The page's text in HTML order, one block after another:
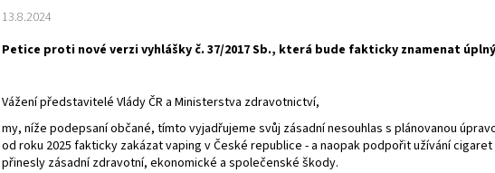
13.8.2024
Petice proti nové verzi vyhlášky č. 37/2017 Sb., která bude fakticky znamenat
Vážení představitelé Vlády ČR a Ministerstva zdravotnictví,
my, níže podepsaní občané, tímto vyjadřujeme svůj zásadní nesouhlas s plánovanou
od roku 2025 fakticky zakázatvaping v České republice - a naopak podpořit užívání
přinesly zásadní zdravotní, ekonomické a společenské škody.
Doporučujeme